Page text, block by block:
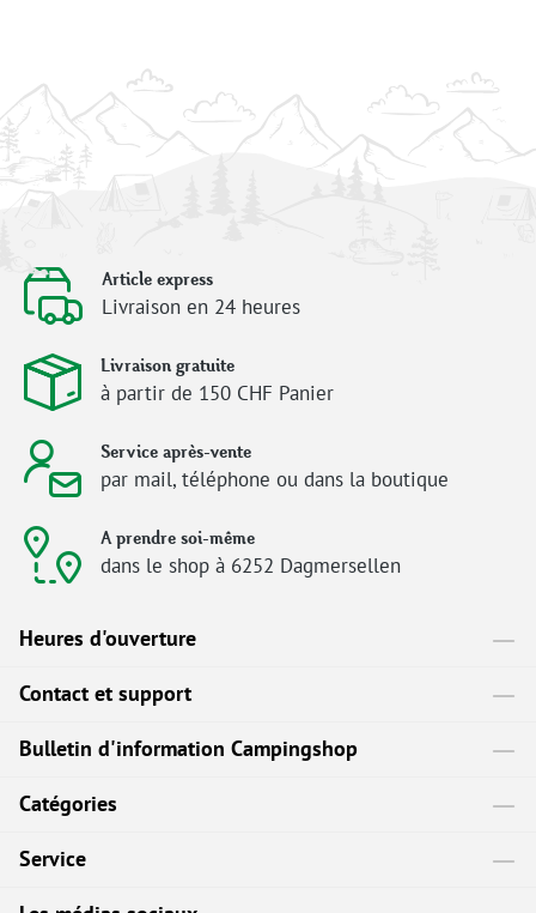
Article express
Livraison en 24 heures
Livraison gratuite
à partir de 150 CHF Panier
Service après-vente
par mail, téléphone ou dans la boutique
A prendre soi-même
dans le shop à 6252 Dagmersellen
Heures d'ouverture
Contact et support
Bulletin d'information Campingshop
Catégories
Service